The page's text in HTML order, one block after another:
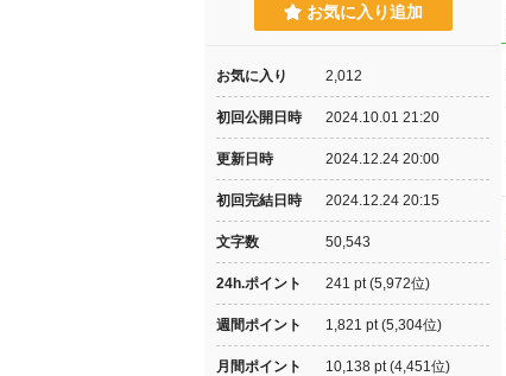
お気に入り追加
お気に入り 2,012
初回公開日時 2024.10.01 21:20
更新日時 2024.12.24 20:00
初回完結日時 2024.12.24 20:15
文字数 50,543
24h.ポイント 241 pt (5,972位)
週間ポイント 1,821 pt (5,304位)
月間ポイント 10,138 pt (4,451位)